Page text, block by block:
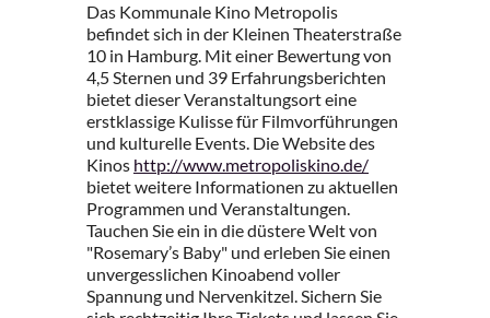
Das Kommunale Kino Metropolis
befindet sich in der Kleinen Theaterstraße
10 in Hamburg. Mit einer Bewertung von
4,5 Sternen und 39 Erfahrungsberichten
bietet dieser Veranstaltungsort eine
erstklassige Kulisse für Filmvorführungen
und kulturelle Events. Die Website des
Kinos http://www.metropoliskino.de/
bietet weitere Informationen zu aktuellen
Programmen und Veranstaltungen.
Tauchen Sie ein in die düstere Welt von
"Rosemary’s Baby" und erleben Sie einen
unvergesslichen Kinoabend voller
Spannung und Nervenkitzel. Sichern Sie